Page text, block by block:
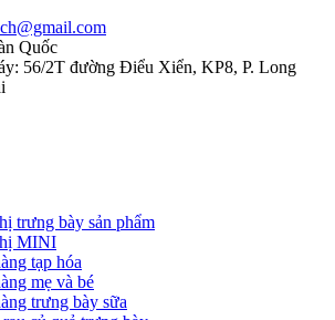
Quốc
56/2T đường Điểu Xiển, KP8, P. Long
trưng bày sản phẩm
MINI
tạp hóa
mẹ và bé
trưng bày sữa